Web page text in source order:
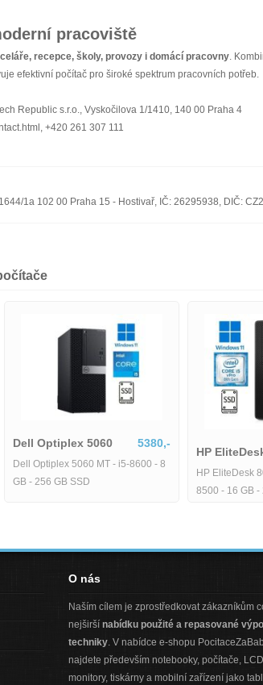
pracoviště
recepce, školy, provozy i domácí pracovny.
efektivní počítač pro široké spektrum pracovních potřeb.
Republic s.r.o., Vyskočilova 1/1410, 140 00 Praha 4
+420 261 307 111
1a 102 00 Praha 15 - Hostivař, IČ: 26295938, DIČ:
SFF i5-
Dell Optiplex 5060
Dell Optiplex 5060 MT - i5-8600 - 8
GB - 256 GB SSD
O nás
Naším cílem je zprostředkovat zákazníkům
nejširšínabídku použité a repasované
techniky. V nabídce e-shopu
najdete především notebooky, počítače, LCD
monitory, tiskárny a mobilní zařízení jako